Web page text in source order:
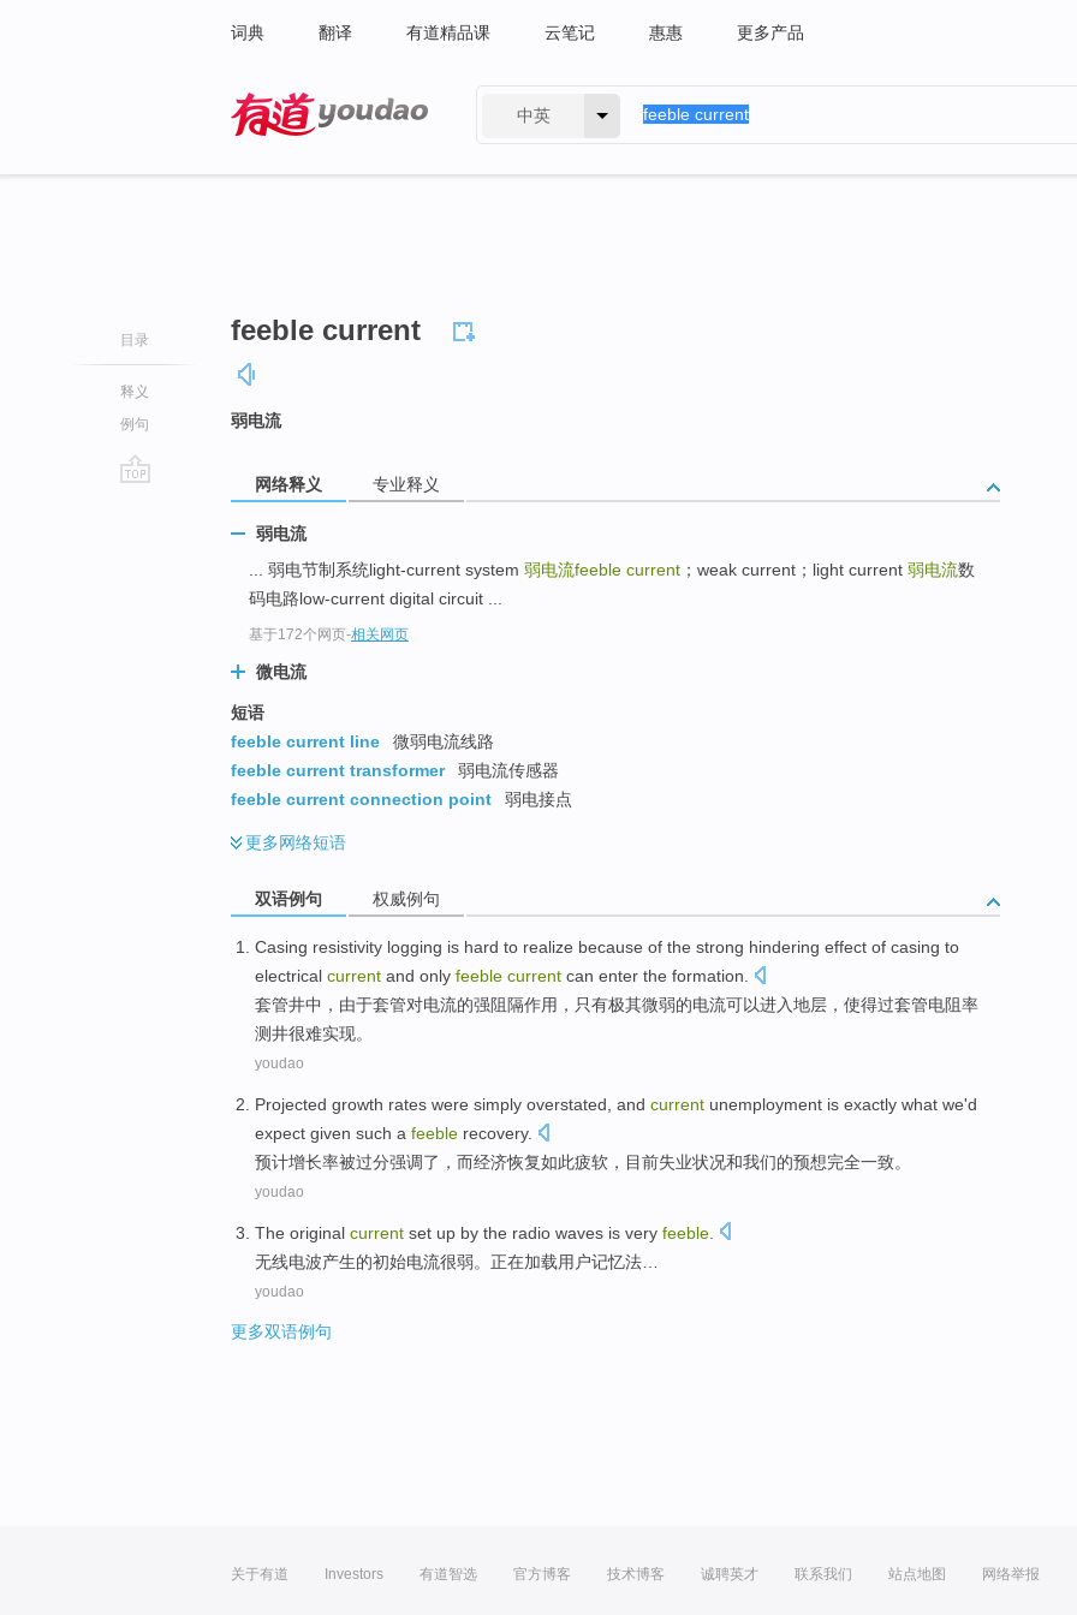
词典 翻译 有道精品课 云笔记 惠惠 更多产品
中英
目录
释义
例句
feeble current
弱电流
网络释义 专业释义
弱电流
... 弱电节制系统light-current system 弱电流feeble current ；weak current；light current 弱电流数
码电路low-current digital circuit ...
基于172个网页-相关网页
微电流
短语
feeble current line
微弱电流线路
feeble current transformer
弱电流传感器
feeble current connection point
弱电接点
更多网络短语
双语例句 权威例句
Casing resistivity logging is hard to realize because of the strong hindering effect of casing to
electrical current and only feeble current can enter the formation
套管井中， 由于套管对电流的强阻隔作用 ， 只有极其微弱的电流可以进入地层 ，使得过套管电阻率
测井很难实现。
youdao
Projected growth rates were simply overstated and current unemployment is exactly what we'd
expect given such a feeble recovery.
预计增长率被过分强调了， 而经济恢复如此疲软， 目前失业状况和我们的预想完全一致。
youdao
The original current set up by the radio waves is very feeble
无线电波产生的初始电流很弱。正在加载用户记忆法…
youdao
更多双语例句
关于有道 Investors 有道智选 官方博客 技术博客 诚聘英才 联系我们 站点地图 网络举报